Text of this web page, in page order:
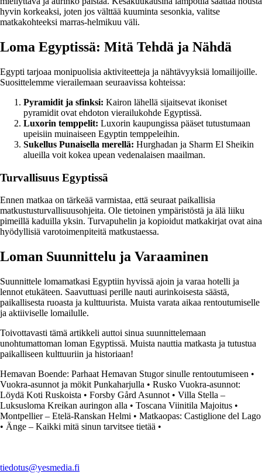
hyvin korkeaksi, joten jos välttää kuuminta sesonkia, valitse
matkakohteeksi marras-helmikuu väli.
Loma Egyptissä: Mitä Tehdä ja Nähdä
Egypti tarjoaa monipuolisia aktiviteetteja ja nähtävyyksiä lomailijoille.
Suosittelemme vierailemaan seuraavissa kohteissa:
Pyramidit ja sfinksi: Kairon lähellä sijaitsevat ikoniset
pyramidit ovat ehdoton vierailukohde Egyptissä.
Luxorin temppelit: Luxorin kaupungissa pääset tutustumaan
upeisiin muinaiseen Egyptin temppeleihin.
Sukellus Punaisella merellä: Hurghadan ja Sharm El Sheikin
alueilla voit kokea upean vedenalaisen maailman.
Turvallisuus Egyptissä
Ennen matkaa on tärkeää varmistaa, että seuraat paikallisia
matkustusturvallisuusohjeita. Ole tietoinen ympäristöstä ja älä liiku
pimeillä kaduilla yksin. Turvapuhelin ja kopioidut matkakirjat ovat aina
hyödyllisiä varotoimenpiteitä matkustaessa.
Loman Suunnittelu ja Varaaminen
Suunnittele lomamatkasi Egyptiin hyvissä ajoin ja varaa hotelli ja
lennot etukäteen. Saavuttuasi perille nauti aurinkoisesta säästä,
paikallisesta ruoasta ja kulttuurista. Muista varata aikaa rentoutumiselle
ja aktiiviselle lomailulle.
Toivottavasti tämä artikkeli auttoi sinua suunnittelemaan
unohtumattoman loman Egyptissä. Muista nauttia matkasta ja tutustua
paikalliseen kulttuuriin ja historiaan!
Hemavan Boende: Parhaat Hemavan Stugor sinulle rentoutumiseen •
Vuokra-asunnot ja mökit Punkaharjulla • Rusko Vuokra-asunnot:
Löydä Koti Ruskoista • Forsby Gård Asunnot • Villa Stella –
Luksusloma Kreikan auringon alla • Toscana Viinitila Majoitus •
Montpellier – Etelä-Ranskan Helmi • Matkaopas: Castiglione del Lago
• Änge – Kaikki mitä sinun tarvitsee tietää •
tiedotus@yesmedia.fi